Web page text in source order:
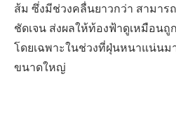
ส้ม ซึ่งมีช่วงคลื่นยาวกว่า สามาร
ชัดเจน ส่งผลให้ท้องฟ้าดูเหมือน
โดยเฉพาะในช่วงที่ฝุ่นหนาแน่นม
ขนาดใหญ่